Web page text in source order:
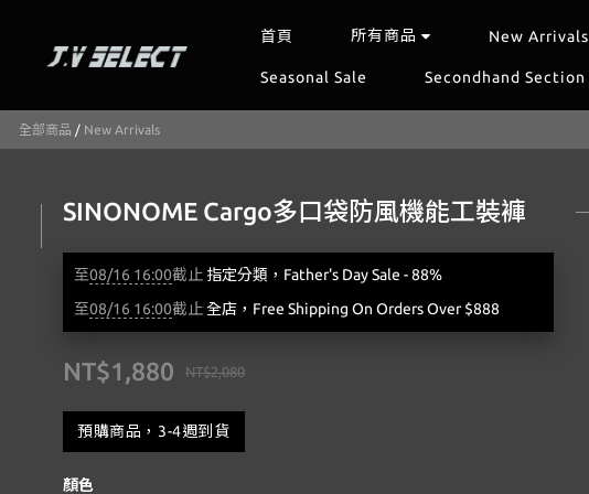
首頁 所有商品 New Arrivals
Seasonal Sale Secondhand Section
全部商品 / New Arrivals
SINONOME Cargo多口袋防風機能工裝褲
至08/16 16:00截止 指定分類，Father's Day Sale - 88%
至08/16 16:00截止全店，Free Shipping On Orders Over $888
NT$2,080
NT$1,880
預購商品，3-4週到貨
顏色